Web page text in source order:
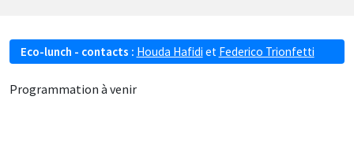
Eco-lunch - contacts : Houda Hafidi et Federico Trionfetti
Programmation à venir